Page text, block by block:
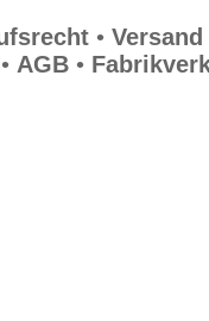
• Versand
• AGB •